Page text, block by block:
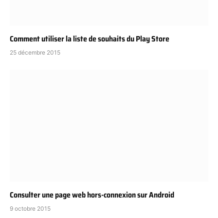
Comment utiliser la liste de souhaits du Play Store
25 décembre 2015
Consulter une page web hors-connexion sur Android
9 octobre 2015